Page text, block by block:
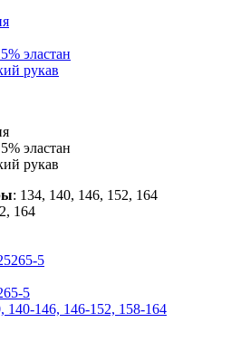
эластан
рукав
эластан
рукав
: 134, 140, 146, 152, 164
164
5
140-146, 146-152, 158-164